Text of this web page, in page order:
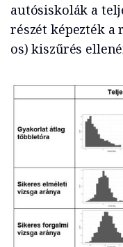
autósiskolák a
részét képezték a
os) kiszűrés